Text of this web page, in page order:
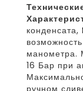
манометра.
16 Бар при
ручном